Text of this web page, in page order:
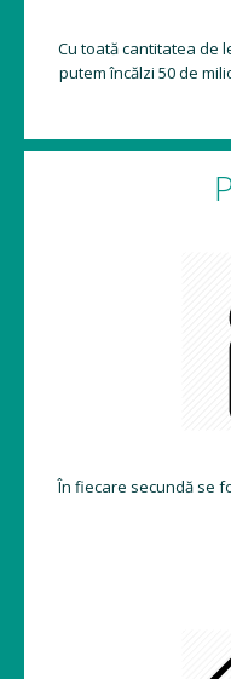
Cu toată cantitatea de
putem încălzi 50 de
În fiecare secundă se